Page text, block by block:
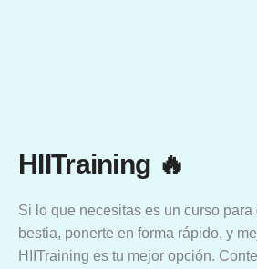
HIITraining 🔥
Si lo que necesitas es un curso
bestia, ponerte en forma rápido, y
HIITraining es tu mejor opción.